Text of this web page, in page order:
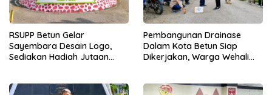
RSUPP Betun Gelar
Sayembara Desain Logo,
Sediakan Hadiah Jutaan
Pembangunan Drainase
Dalam Kota Betun Siap
Dikerjakan, Warga Wehali